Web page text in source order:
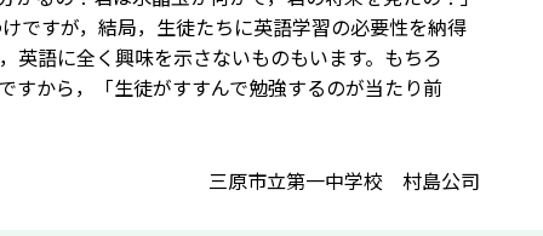
ですが，結局，生徒たちに英語学習の必要性を納得
英語に全く興味を示さないものもいます。もちろ
すから，「生徒がすすんで勉強するのが当たり前
三原市立第一中学校 村島公司